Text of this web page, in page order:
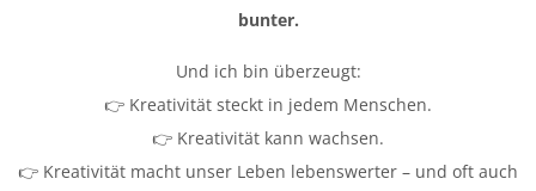
bunter.
Und ich bin überzeugt:
👉 Kreativität steckt in jedem Menschen.
👉 Kreativität kann wachsen.
👉 Kreativität macht unser Leben lebenswerter – und oft auch